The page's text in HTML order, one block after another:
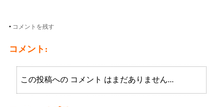
• コメントを残す
コメント:
この投稿への コメント はまだありません...